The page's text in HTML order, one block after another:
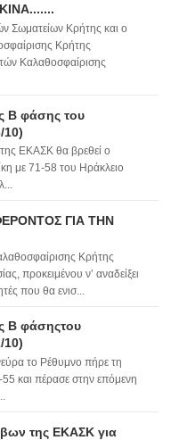
Σωματείων Κρήτης και ο
Κρήτης
Καλαθοσφαίρισης
Β φάσης του
10)
ΕΚΑΣΚ θα βρεθεί ο
με 71-58 του Ηράκλειο
ΓΙΑ ΤΗΝ
Κρήτης
προκειμένου ν’ αναδείξει
που θα ενισ...
Β φάσηςτου
10)
το Ρέθυμνο πήρε τη
και πέρασε στην επόμενη
της ΕΚΑΣΚ για